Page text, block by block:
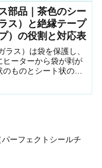
部品｜茶色のシー
ス）と絶縁テープ
）の役割と対応表
ラス）は袋を保護し、
ヒーターから袋が剥が
ものとシート状のも
ーフェクトシールチ